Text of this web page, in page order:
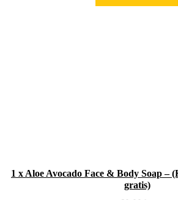
1 x Aloe Avocado Face & Body Soap –
gratis)